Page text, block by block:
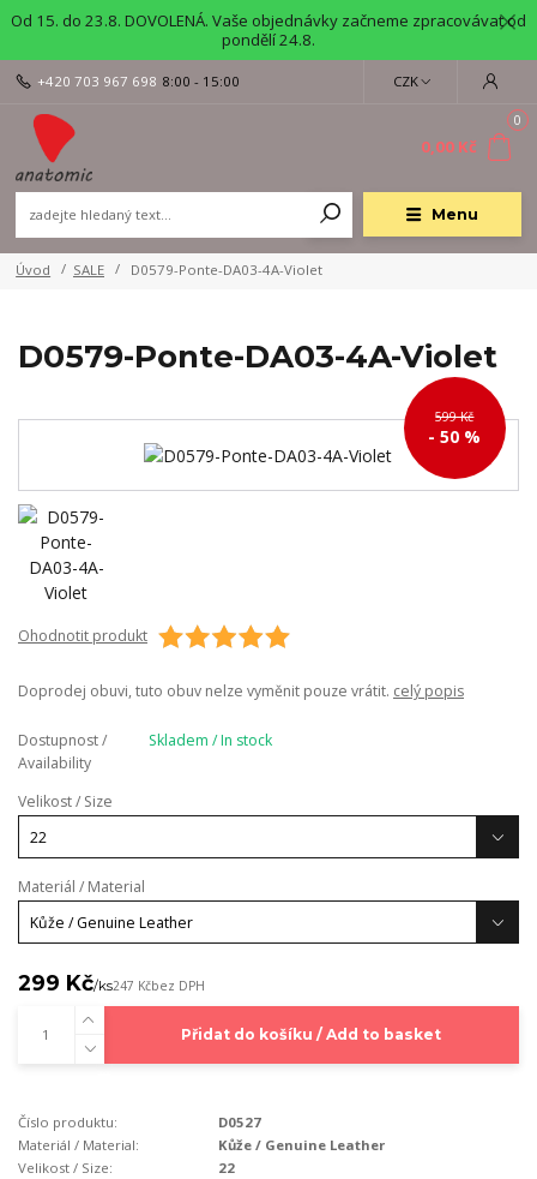
Od 15. do 23.8. DOVOLENÁ. Vaše objednávky začneme zpracovávat od
pondělí 24.8.
Menu
CZK
+420 703 967 698 8:00 - 15:00
0
0,00 Kč
Úvod SALE D0579-Ponte-DA03-4A-Violet
D0579-Ponte-DA03-4A-Violet
599 Kč
- 50 %
Ohodnotit produkt
Doprodej obuvi, tuto obuv nelze vyměnit pouze vrátit. celý popis
Dostupnost /
Availability
Skladem / In stock
Velikost / Size
Materiál / Material
299 Kč/ks247 Kčbez DPH
Přidat do košíku / Add to basket
Číslo produktu:
D0527
Materiál / Material:
Kůže / Genuine Leather
Velikost / Size:
22